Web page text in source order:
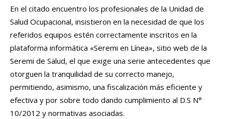
En el citado encuentro los profesionales de la Unidad de
Salud Ocupacional, insistieron en la necesidad de que los
referidos equipos estén correctamente inscritos en la
plataforma informática «Seremi en Línea», sitio web de la
Seremi de Salud, el que exige una serie antecedentes que
otorguen la tranquilidad de su correcto manejo,
permitiendo, asimismo, una fiscalización más eficiente y
efectiva y por sobre todo dando cumplimiento al D.S N°
10/2012 y normativas asociadas.